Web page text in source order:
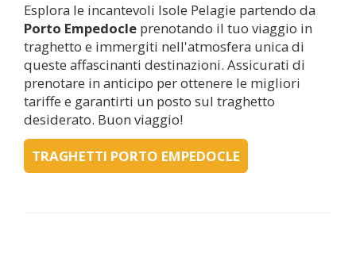
Esplora le incantevoli Isole Pelagie partendo da
Porto Empedocle prenotando il tuo viaggio in
traghetto e immergiti nell'atmosfera unica di
queste affascinanti destinazioni. Assicurati di
prenotare in anticipo per ottenere le migliori
tariffe e garantirti un posto sul traghetto
desiderato. Buon viaggio!
TRAGHETTI PORTO EMPEDOCLE